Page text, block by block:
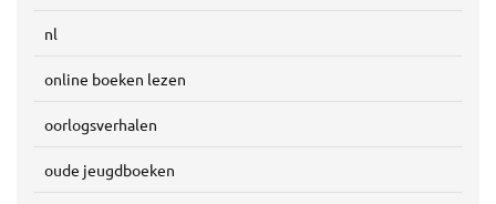
nl
online boeken lezen
oorlogsverhalen
oude jeugdboeken